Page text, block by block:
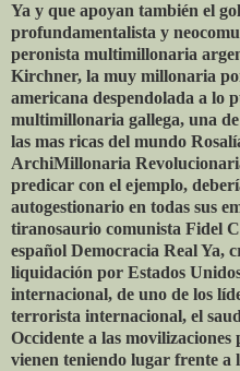
Ya y que apoyan también el
profundamentalista y
peronista multimillonaria
Kirchner, la muy millonaria
americana despendolada a lo
multimillonaria gallega, una
las mas ricas del mundo
ArchiMillonaria
predicar con el ejemplo,
autogestionario en todas sus
tiranosaurio comunista Fidel
español Democracia Real Ya,
liquidación por Estados
internacional, de uno de los
terrorista internacional, el
Occidente a las
vienen teniendo lugar frente a